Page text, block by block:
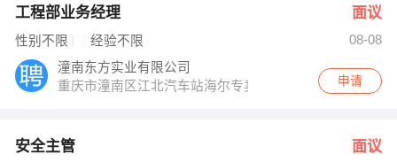
工程部业务经理 面议
性别不限 经验不限
08-08
潼南东方实业有限公司
重庆市潼南区江北汽车站海尔专卖店
申请
安全主管 面议